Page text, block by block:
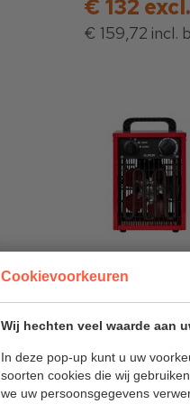
Cookievoorkeuren
Wij hechten veel waarde aan
In deze pop-up kunt u uw
soorten cookies die wij
we uw persoonsgegevens
€ 132
€ 159,72 incl.
Eurom
€ o.a.